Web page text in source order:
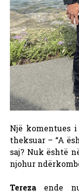
Një komentues
theksuar – “A
saj? Nuk është
njohur
Tereza ende